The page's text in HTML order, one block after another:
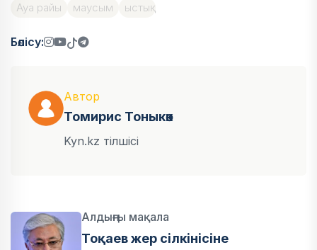
Ауа райы маусым ыстық
Бөлісу:
Автор
Томирис Тоныкөк
Kyn.kz тілшісі
Алдыңғы мақала
Тоқаев жер сілкінісіне